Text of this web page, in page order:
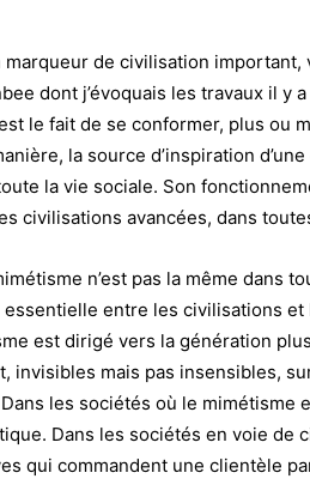
de civilisation important,
dont j’évoquais les travaux il y
le fait de se conformer, plus ou
la source d’inspiration
la vie sociale. Son
civilisations avancées, dans
n’est pas la même dans
entre les civilisations
est dirigé vers la génération
invisibles mais pas insensibles,
les sociétés où le mimétisme
Dans les sociétés en voie de
qui commandent une clientèle